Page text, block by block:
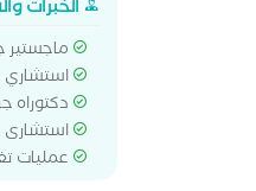
الخبرات
ماجستير
استشاري
دكتوراه
استشارى
عمليات